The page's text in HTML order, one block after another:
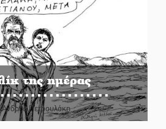
της ημέρας
Πετρουλάκη